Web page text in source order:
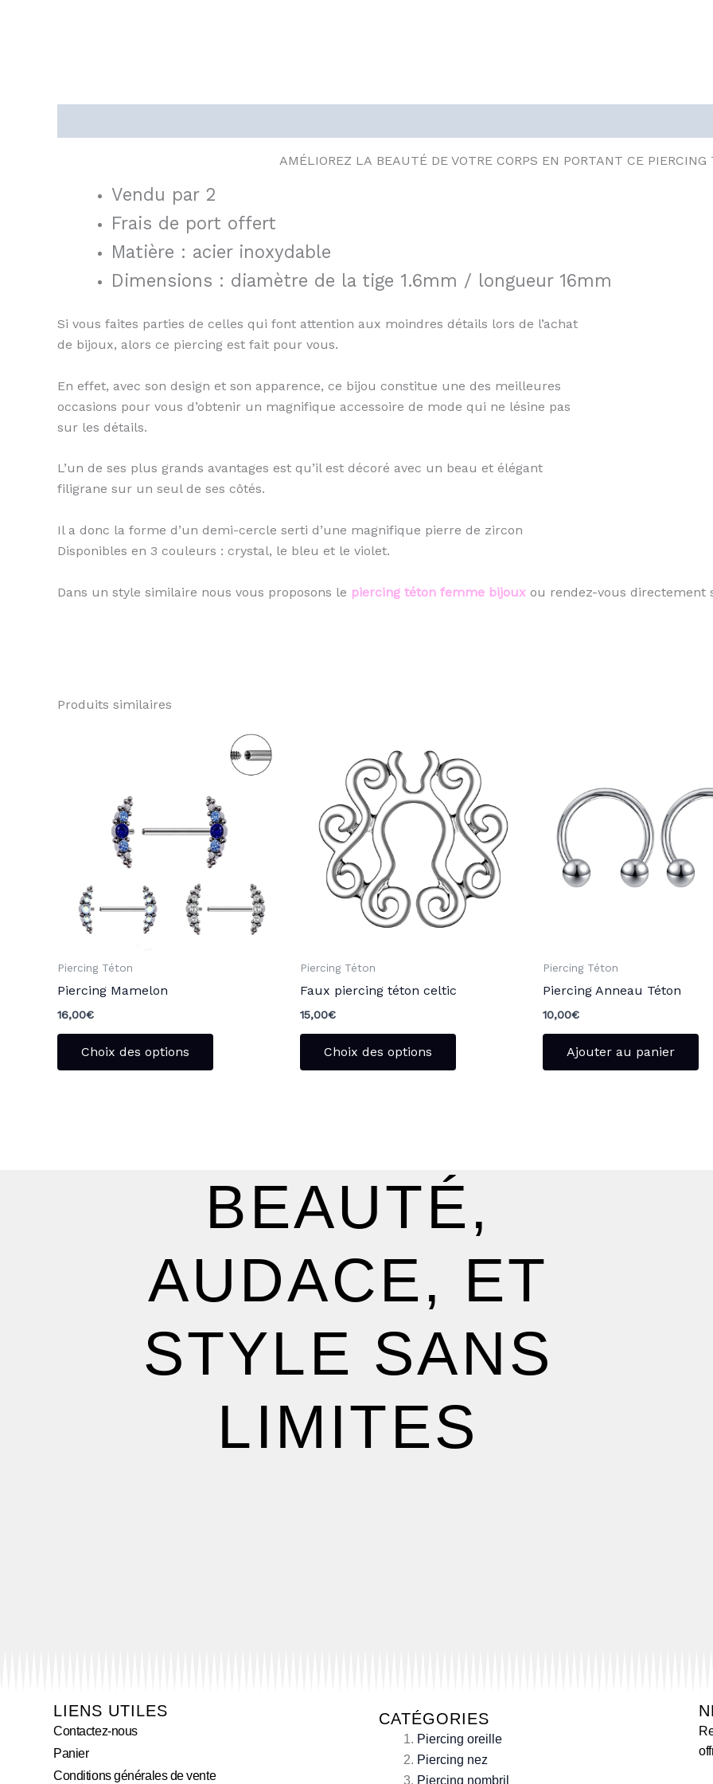
AMÉLIOREZ LA BEAUTÉ DE VOTRE CORPS EN PORTANT CE
Vendu par 2
Frais de port offert
Matière : acier inoxydable
Dimensions : diamètre de la tige 1.6mm / longueur 16mm
Si vous faites parties de celles qui font attention aux moindres détails lors de l’achat
de bijoux, alors ce piercing est fait pour vous.
En effet, avec son design et son apparence, ce bijou constitue une des meilleures
occasions pour vous d’obtenir un magnifique accessoire de mode qui ne lésine pas
sur les détails.
L’un de ses plus grands avantages est qu’il est décoré avec un beau et élégant
filigrane sur un seul de ses côtés.
Il a donc la forme d’un demi-cercle serti d’une magnifique pierre de zircon
Disponibles en 3 couleurs : crystal, le bleu et le violet.
Dans un style similaire nous vous proposons le piercing téton femme bijoux ou rendez-vous directement
Produits similaires
Piercing Téton
Piercing Mamelon
16,00€
Choix des options
produit
plusieurs
variations.
Les
options
choisies
Piercing Téton
Faux piercing téton celtic
15,00€
Choix des options
a
plusieurs
variations.
Les
options
peuvent
être
choisies
Piercing Téton
Piercing Anneau Téton
10,00€
Ajouter au panier
BEAUTÉ,
AUDACE, ET
STYLE SANS
LIMITES
LIENS UTILES
Contactez-nous
Panier
Conditions générales de vente
CATÉGORIES
Piercing oreille
Piercing nez
Piercing nombril